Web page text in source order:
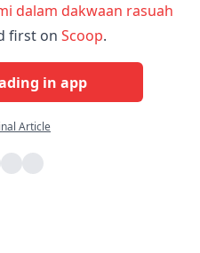
dalam dakwaan rasuah
first on Scoop.
in app
Article